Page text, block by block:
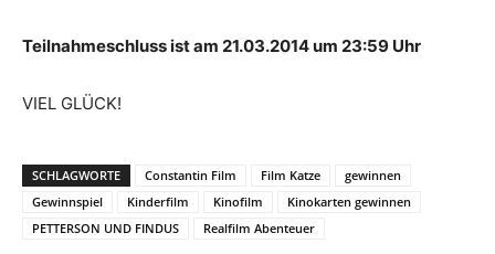
Teilnahmeschluss ist am 21.03.2014 um 23:59 Uhr
VIEL GLÜCK!
SCHLAGWORTE Constantin Film Film Katze
gewinnen
Gewinnspiel
Kinderfilm Kinofilm
Kinokarten gewinnen
PETTERSON UND FINDUS
Realfilm Abenteuer